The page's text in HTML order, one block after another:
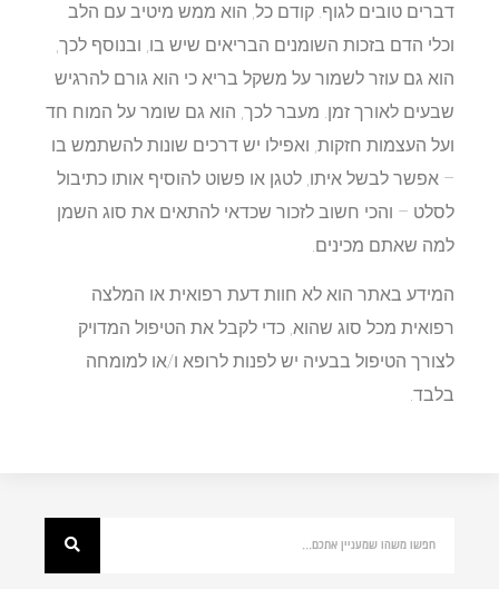
דברים טובים לגוף. קודם כל, הוא ממש מיטיב עם הלב
וכלי הדם בזכות השומנים הבריאים שיש בו, ובנוסף לכך,
הוא גם עוזר לשמור על משקל בריא כי הוא גורם להרגיש
שבעים לאורך זמן. מעבר לכך, הוא גם שומר על המוח חד
ועל העצמות חזקות, ואפילו יש דרכים שונות להשתמש בו
– אפשר לבשל איתו, לטגן או פשוט להוסיף אותו כתיבול
לסלט – והכי חשוב לזכור שכדאי להתאים את סוג השמן
למה שאתם מכינים.
המידע באתר הוא לא חוות דעת רפואית או המלצה
רפואית מכל סוג שהוא, כדי לקבל את הטיפול המדויק
לצורך הטיפול בבעיה יש לפנות לרופא ו/או למומחה
בלבד.